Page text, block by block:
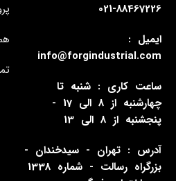
021-88467226
ایمیل :
info@forgindustrial.com
ساعت کاری : شنبه تا
چهارشنبه از 8 الی 17 -
پنجشنبه از 8 الی 13
آدرس : تهران - سیدخندان -
بزرگراه رسالت - شماره 1338